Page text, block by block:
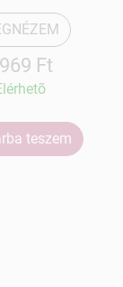
Ft
teszem